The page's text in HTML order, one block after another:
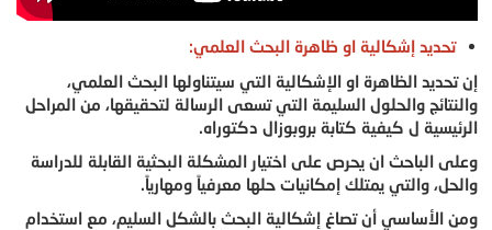
تحديد إشكالية او ظاهرة البحث العلمي:
إن تحديد الظاهرة او الإشكالية التي سيتناولها البحث العلمي،
والنتائج والحلول السليمة التي تسعى الرسالة لتحقيقها، من المراحل
الرئيسية ل كيفية كتابة بروبوزال دكتوراه.
وعلى الباحث ان يحرص على اختيار المشكلة البحثية القابلة للدراسة
والحل، والتي يمتلك إمكانيات حلها معرفياً ومهارياً.
ومن الأساسي أن تصاغ إشكالية البحث بالشكل السليم، مع استخدام